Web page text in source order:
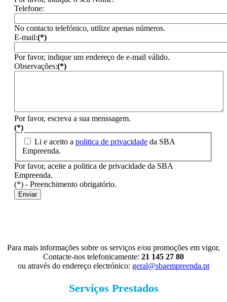
Telefone:
No contacto telefónico, utilize apenas números.
E-mail:(*)
Por favor, indique um endereço de e-mail válido.
Observações:(*)
Por favor, escreva a sua menssagem.
(*)
Li e aceito a politica de privacidade da SBA
Empreenda.
Por favor, aceite a politica de privacidade da SBA
Empreenda.
(*) - Preenchimento obrigatório.
Enviar
Para mais informações sobre os serviços e/ou promoções em vigor,
Contacte-nos telefonicamente: 21 145 27 80
ou através do endereço electrónico: geral@sbaempreenda.pt
Serviços Prestados